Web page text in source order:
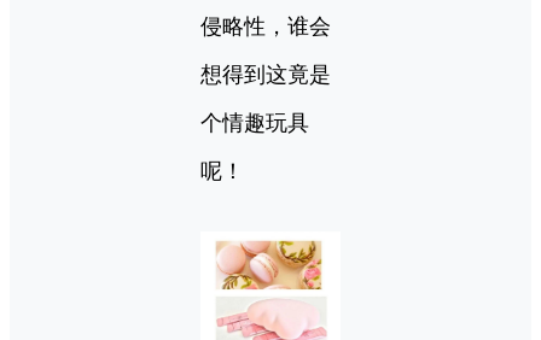
侵略性，谁会
想得到这竟是
个情趣玩具
呢！